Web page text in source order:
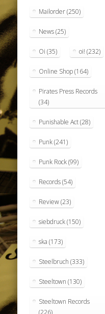
Mailorder(250)
News(25)
Oi (35) oi! (232)
Online Shop(164)
Pirates Press Records
(34)
Punishable Act(28)
Punk(241)
Punk Rock(99)
Records(54)
Review(23)
siebdruck(150)
ska (173)
Steelbruch (333)
Steeltown (130)
Steeltown Records